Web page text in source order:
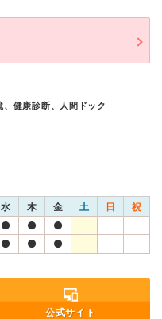
健康診断、人間ドック
水 木 金 土 日 祝
公式サイト